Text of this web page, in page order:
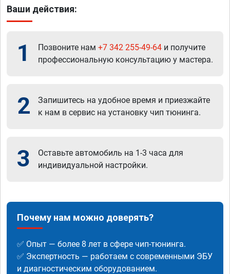
Ваши действия:
1 Позвоните нам +7 342 255-49-64 и получите
профессиональную консультацию у мастера.
2
Запишитесь на удобное время и приезжайте
к нам в сервис на установку чип тюнинга.
3
Оставьте автомобиль на 1-3 часа для
индивидуальной настройки.
Почему нам можно доверять?
✅ Опыт — более 8 лет в сфере чип-тюнинга.
✅ Экспертность — работаем с современными ЭБУ
и диагностическим оборудованием.